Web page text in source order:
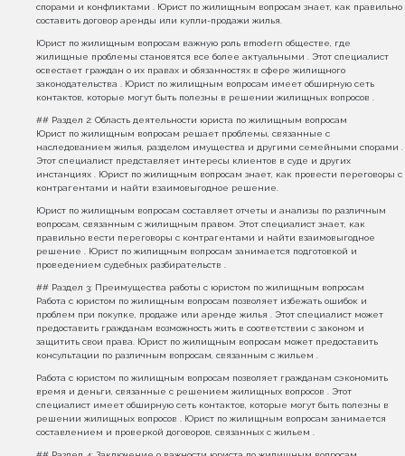
спорами и конфликтами . Юрист по жилищным вопросам знает, как правильно
составить договор аренды или купли-продажи жилья.
Юрист по жилищным вопросам важную роль вmodern обществе, где
жилищные проблемы становятся все более актуальными . Этот специалист
освестает граждан о их правах и обязанностях в сфере жилищного
законодательства . Юрист по жилищным вопросам имеет обширную сеть
контактов, которые могут быть полезны в решении жилищных вопросов .
## Раздел 2: Область деятельности юриста по жилищным вопросам
Юрист по жилищным вопросам решает проблемы, связанные с
наследованием жилья, разделом имущества и другими семейными спорами .
Этот специалист представляет интересы клиентов в суде и других
инстанциях . Юрист по жилищным вопросам знает, как провести переговоры с
контрагентами и найти взаимовыгодное решение.
Юрист по жилищным вопросам составляет отчеты и анализы по различным
вопросам, связанным с жилищным правом. Этот специалист знает, как
правильно вести переговоры с контрагентами и найти взаимовыгодное
решение . Юрист по жилищным вопросам занимается подготовкой и
проведением судебных разбирательств .
## Раздел 3: Преимущества работы с юристом по жилищным вопросам
Работа с юристом по жилищным вопросам позволяет избежать ошибок и
проблем при покупке, продаже или аренде жилья . Этот специалист может
предоставить гражданам возможность жить в соответствии с законом и
защитить свои права. Юрист по жилищным вопросам может предоставить
консультации по различным вопросам, связанным с жильем .
Работа с юристом по жилищным вопросам позволяет гражданам сэкономить
время и деньги, связанные с решением жилищных вопросов . Этот
специалист имеет обширную сеть контактов, которые могут быть полезны в
решении жилищных вопросов . Юрист по жилищным вопросам занимается
составлением и проверкой договоров, связанных с жильем .